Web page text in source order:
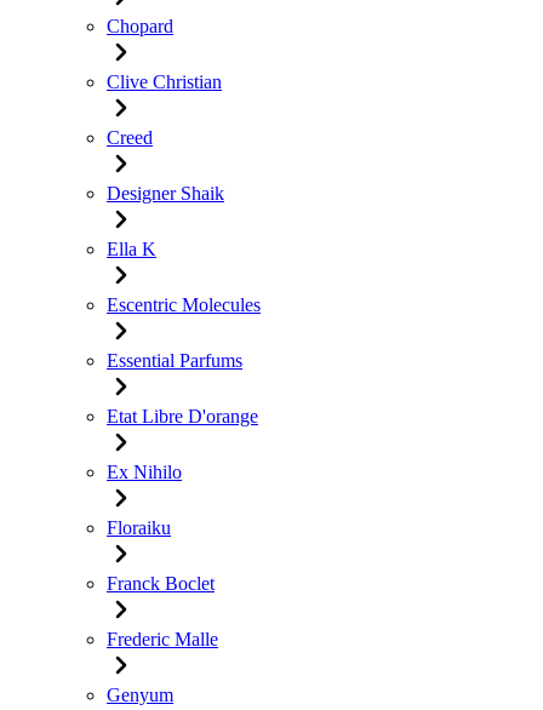
Chopard
Clive Christian
Creed
Designer Shaik
Ella K
Escentric Molecules
Essential Parfums
Etat Libre D'orange
Ex Nihilo
Floraiku
Franck Boclet
Frederic Malle
Genyum